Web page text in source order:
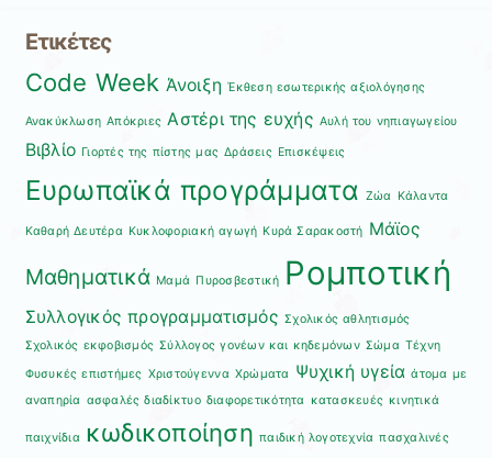
Ετικέτες
Code Week Άνοιξη Έκθεση εσωτερικής αξιολόγησης
Ανακύκλωση Απόκριες Αστέρι της ευχής Αυλή του νηπιαγωγείου
Βιβλίο Γιορτές της πίστης μας Δράσεις Επισκέψεις
Ευρωπαϊκά προγράμματα Ζώα Κάλαντα
Καθαρή Δευτέρα Κυκλοφοριακή αγωγή Κυρά Σαρακοστή Μάϊος
Μαθηματικά Μαμά Πυροσβεστική Ρομποτική
Συλλογικός προγραμματισμός Σχολικός αθλητισμός
Σχολικός εκφοβισμός Σύλλογος γονέων και κηδεμόνων Σώμα Τέχνη
Φυσυκές επιστήμες Χριστούγεννα Χρώματα Ψυχική υγεία άτομα με
αναπηρία ασφαλές διαδίκτυο διαφορετικότητα κατασκευές κινητικά
παιχνίδια κωδικοποίηση παιδική λογοτεχνία πασχαλινές